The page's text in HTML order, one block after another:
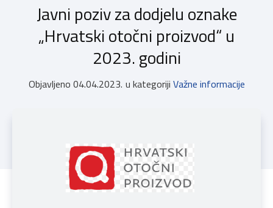
Javni poziv za dodjelu oznake
„Hrvatski otočni proizvod“ u
2023. godini
Objavljeno 04.04.2023. u kategoriji Važne informacije